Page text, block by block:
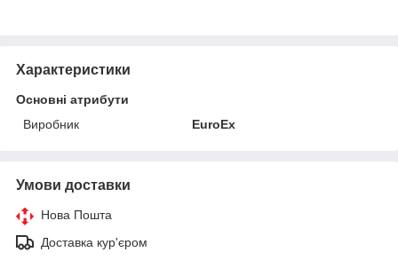
Характеристики
Основні атрибути
Виробник
EuroEx
Умови доставки
Нова Пошта
Доставка кур'єром